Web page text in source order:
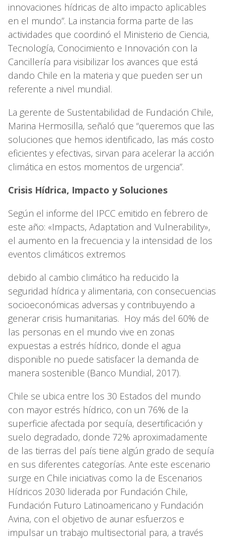
innovaciones hídricas de alto impacto aplicables
en el mundo”. La instancia forma parte de las
actividades que coordinó el Ministerio de Ciencia,
Tecnología, Conocimiento e Innovación con la
Cancillería para visibilizar los avances que está
dando Chile en la materia y que pueden ser un
referente a nivel mundial.
La gerente de Sustentabilidad de Fundación Chile,
Marina Hermosilla, señaló que “queremos que las
soluciones que hemos identificado, las más costo
eficientes y efectivas, sirvan para acelerar la acción
climática en estos momentos de urgencia”.
Crisis Hídrica, Impacto y Soluciones
Según el informe del IPCC emitido en febrero de
este año: «Impacts, Adaptation and Vulnerability»,
el aumento en la frecuencia y la intensidad de los
eventos climáticos extremos
debido al cambio climático ha reducido la
seguridad hídrica y alimentaria, con consecuencias
socioeconómicas adversas y contribuyendo a
generar crisis humanitarias. Hoy más del 60% de
las personas en el mundo vive en zonas
expuestas a estrés hídrico, donde el agua
disponible no puede satisfacer la demanda de
manera sostenible (Banco Mundial, 2017).
Chile se ubica entre los 30 Estados del mundo
con mayor estrés hídrico, con un 76% de la
superficie afectada por sequía, desertificación y
suelo degradado, donde 72% aproximadamente
de las tierras del país tiene algún grado de sequía
en sus diferentes categorías. Ante este escenario
surge en Chile iniciativas como la de Escenarios
Hídricos 2030 liderada por Fundación Chile,
Fundación Futuro Latinoamericano y Fundación
Avina, con el objetivo de aunar esfuerzos e
impulsar un trabajo multisectorial para, a través